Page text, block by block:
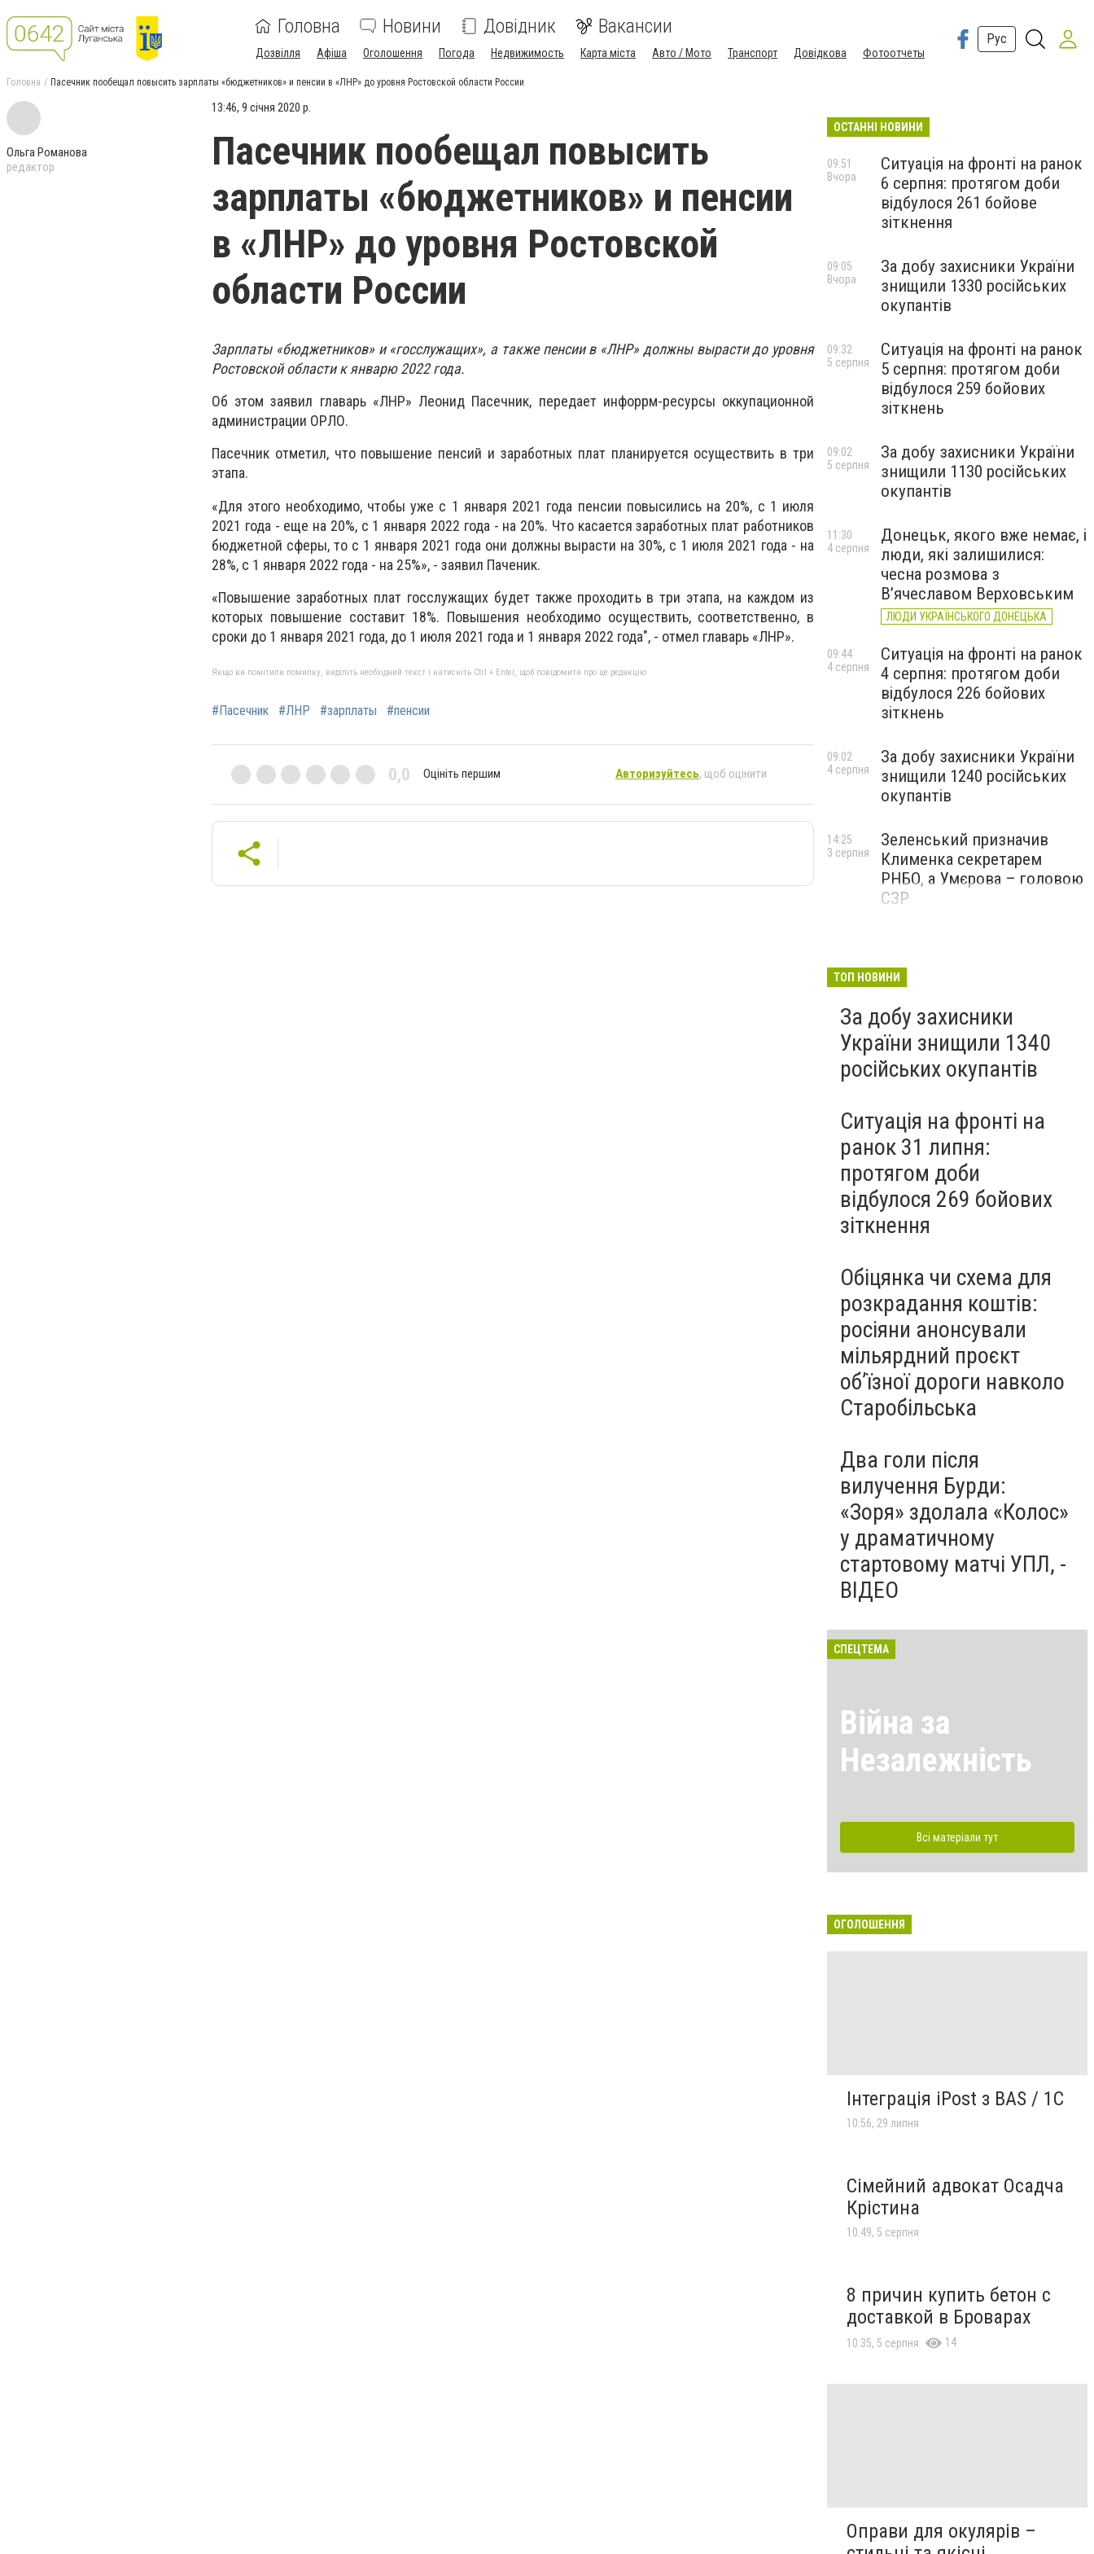
Головна Новини Довідник Вакансии
Дозвілля Афіша Оголошення Погода Недвижимость Карта міста Авто / Мото Транспорт Довідкова Фотоотчеты
Рус
Головна Пасечник пообещал повысить зарплаты «бюджетников» и пенсии в «ЛНР» до уровня Ростовской области России
Ольга Романова
редактор
13:46, 9 січня 2020 р.
Пасечник пообещал повысить
зарплаты «бюджетников» и пенсии
в «ЛНР» до уровня Ростовской
области России
Зарплаты «бюджетников» и «госслужащих», а также пенсии в «ЛНР» должны вырасти до уровня
Ростовской области к январю 2022 года.
Об этом заявил главарь «ЛНР» Леонид Пасечник, передает инфоррм-ресурсы оккупационной
администрации ОРЛО.
Пасечник отметил, что повышение пенсий и заработных плат планируется осуществить в три
этапа.
«Для этого необходимо, чтобы уже с 1 января 2021 года пенсии повысились на 20%, с 1 июля
2021 года - еще на 20%, с 1 января 2022 года - на 20%. Что касается заработных плат работников
бюджетной сферы, то с 1 января 2021 года они должны вырасти на 30%, с 1 июля 2021 года - на
28%, с 1 января 2022 года - на 25%», - заявил Паченик.
«Повышение заработных плат госслужащих будет также проходить в три этапа, на каждом из
которых повышение составит 18%. Повышения необходимо осуществить, соответственно, в
сроки до 1 января 2021 года, до 1 июля 2021 года и 1 января 2022 года", - отмел главарь «ЛНР».
Якщо ви помітили помилку, виділіть необхідний текст і натисніть Ctrl + Enter, щоб повідомити про це редакцію
#Пасечник #ЛНР #зарплаты #пенсии
0,0 Оцініть першим Авторизуйтесь, щоб оцінити
ОСТАННІ НОВИНИ
Ситуація на фронті на ранок
6 серпня: протягом доби
відбулося 261 бойове
зіткнення
09:51
Вчора
За добу захисники України
знищили 1330 російських
окупантів
09:05
Вчора
Ситуація на фронті на ранок
5 серпня: протягом доби
відбулося 259 бойових
зіткнень
09:32
5 серпня
За добу захисники України
знищили 1130 російських
окупантів
09:02
5 серпня
Донецьк, якого вже немає, і
люди, які залишилися:
чесна розмова з
В’ячеславом Верховським
ЛЮДИ УКРАЇНСЬКОГО ДОНЕЦЬКА
11:30
4 серпня
Ситуація на фронті на ранок
4 серпня: протягом доби
відбулося 226 бойових
зіткнень
09:44
4 серпня
За добу захисники України
знищили 1240 російських
окупантів
09:02
4 серпня
Зеленський призначив
Клименка секретарем
РНБО, а Умєрова – головою
СЗР
14:25
3 серпня
ТОП НОВИНИ
За добу захисники
України знищили 1340
російських окупантів
Ситуація на фронті на
ранок 31 липня:
протягом доби
відбулося 269 бойових
зіткнення
Обіцянка чи схема для
розкрадання коштів:
росіяни анонсували
мільярдний проєкт
об’їзної дороги навколо
Старобільська
Два голи після
вилучення Бурди:
«Зоря» здолала «Колос»
у драматичному
стартовому матчі УПЛ, -
ВІДЕО
СПЕЦТЕМА
Війна за
Незалежність
Всі матеріали тут
ОГОЛОШЕННЯ
Інтеграція iPost з BAS / 1С
10:56, 29 липня
Сімейний адвокат Осадча
Крістина
10:49, 5 серпня
8 причин купить бетон с
доставкой в Броварах
10:35, 5 серпня 14
Оправи для окулярів –